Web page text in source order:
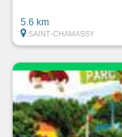
5.6 km
SAINT-CHAMASSY